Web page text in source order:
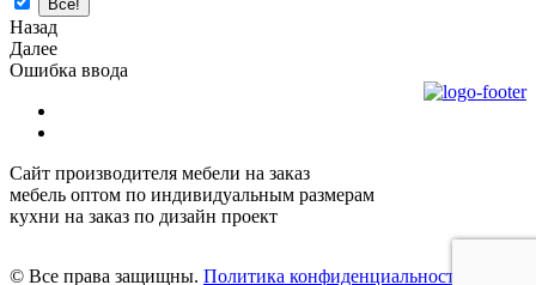
Назад
Далее
Ошибка ввода
Сайт производителя мебели на заказ
мебель оптом по индивидуальным размерам
кухни на заказ по дизайн проект
© Все права защищны. Политика конфиденциальности.